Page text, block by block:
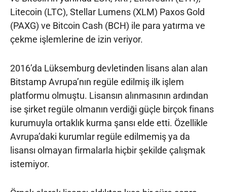
Litecoin (LTC), Stellar Lumens (XLM) Paxos Gold
(PAXG) ve Bitcoin Cash (BCH) ile para yatırma ve
çekme işlemlerine de izin veriyor.
2016’da Lüksemburg devletinden lisans alan alan
Bitstamp Avrupa’nın regüle edilmiş ilk işlem
platformu olmuştu. Lisansın alınmasının ardından
ise şirket regüle olmanın verdiği güçle birçok finans
kurumuyla ortaklık kurma şansı elde etti. Özellikle
Avrupa’daki kurumlar regüle edilmemiş ya da
lisansı olmayan firmalarla hiçbir şekilde çalışmak
istemiyor.